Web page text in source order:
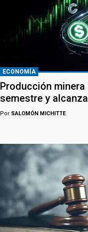
ECONOMÍA
Producción minera
semestre y
Por SALOMÓN MICHITTE